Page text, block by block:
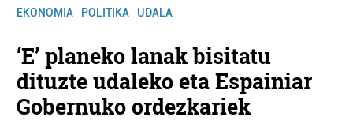
EKONOMIA POLITIKA UDALA
‘E’ planeko lanak bisitatu
dituzte udaleko eta Espainiar
Gobernuko ordezkariek